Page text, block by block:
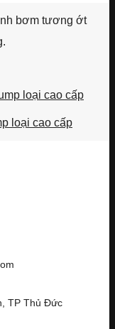
bơm tương ớt
loại cao cấp
TP Thủ Đức